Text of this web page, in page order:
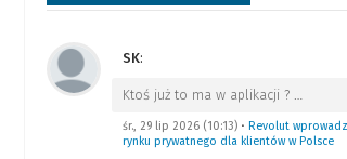
SK:
Ktoś już to ma w aplikacji ? …
śr., 29 lip 2026 (10:13)• Revolut
rynku prywatnego dla klientów w Polsce